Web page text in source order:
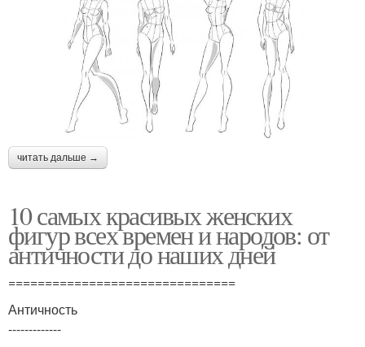
читать дальше →
10 самых красивых женских
фигур всех времен и народов: от
античности до наших дней
===============================
Античность
-------------